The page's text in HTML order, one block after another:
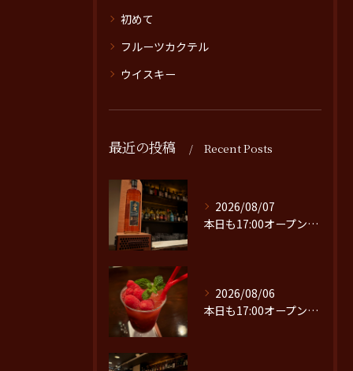
初めて
フルーツカクテル
ウイスキー
最近の投稿 Recent Posts
2026/08/07
本日も17:00オープンです。
2026/08/06
本日も17:00オープンです。